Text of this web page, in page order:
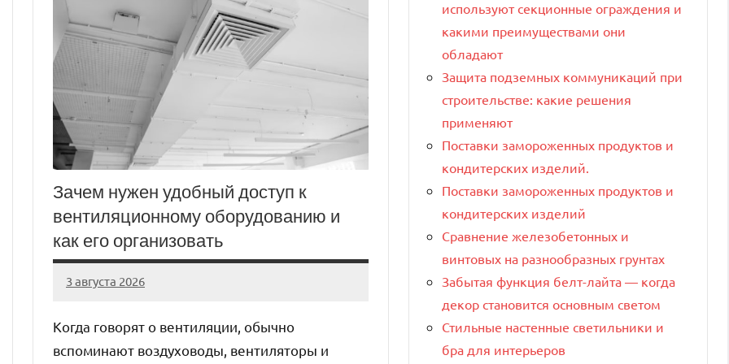
Зачем нужен удобный доступ к
вентиляционному оборудованию и
как его организовать
3 августа 2026
Avtor
Нет
Когда говорят о вентиляции, обычно
вспоминают воздуховоды, вентиляторы и
используют секционные ограждения и
какими преимуществами они
обладают
Защита подземных коммуникаций при
строительстве: какие решения
применяют
Поставки замороженных продуктов и
кондитерских изделий.
Поставки замороженных продуктов и
кондитерских изделий
Сравнение железобетонных и
винтовых на разнообразных грунтах
Забытая функция белт-лайта — когда
декор становится основным светом
Стильные настенные светильники и
бра для интерьеров